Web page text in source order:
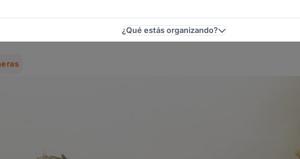
Y Quinceañeras Para Cumpleaños De 15 Y Casamientos
¿Qué estás organizando?